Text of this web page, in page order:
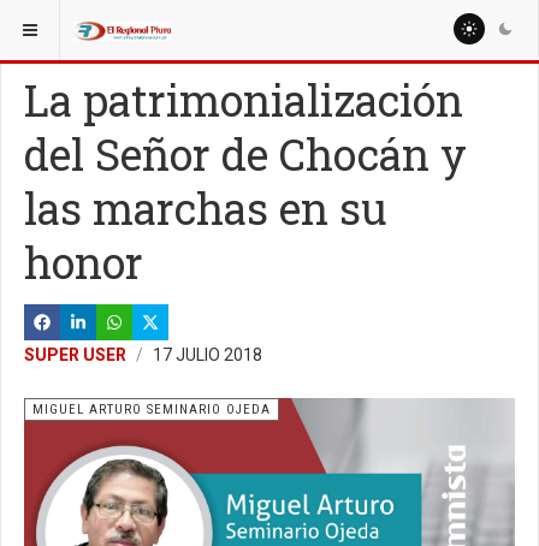
ESTÁ AQUÍ: COLUMNISTAS EDHIN CAMPOS BARRANZUELA
La patrimonialización
del Señor de Chocán y
las marchas en su
honor
SUPER USER 17 JULIO 2018
MIGUEL ARTURO SEMINARIO OJEDA